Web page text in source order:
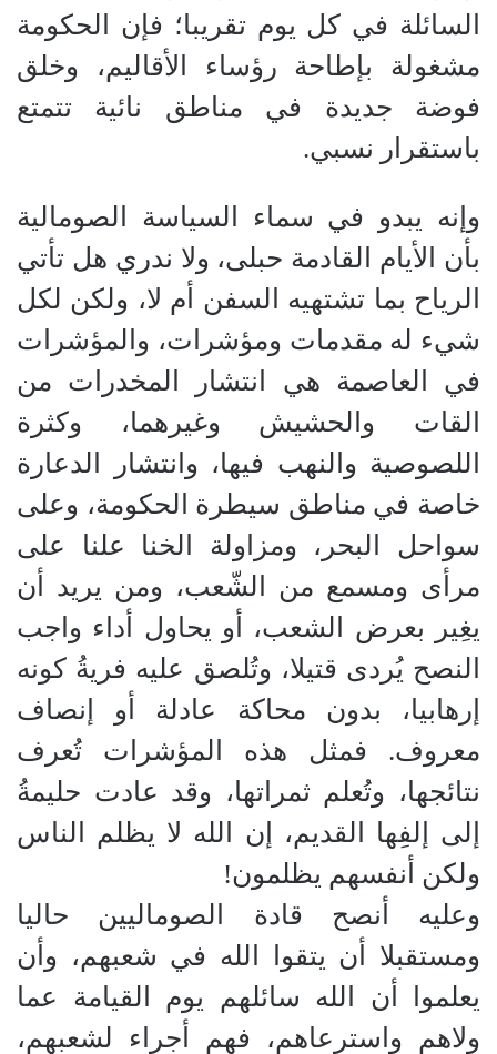
السائلة في كل يوم تقريبا؛ فإن الحكومة
مشغولة بإطاحة رؤساء الأقاليم، وخلق
فوضة جديدة في مناطق نائية تتمتع
باستقرار نسبي.
وإنه يبدو في سماء السياسة الصومالية
بأن الأيام القادمة حبلى، ولا ندري هل تأتي
الرياح بما تشتهيه السفن أم لا، ولكن لكل
شيء له مقدمات ومؤشرات، والمؤشرات
في العاصمة هي انتشار المخدرات من
القات والحشيش وغيرهما، وكثرة
اللصوصية والنهب فيها، وانتشار الدعارة
خاصة في مناطق سيطرة الحكومة، وعلى
سواحل البحر، ومزاولة الخنا علنا على
مرأى ومسمع من الشّعب، ومن يريد أن
يغِير بعرض الشعب، أو يحاول أداء واجب
النصح يُردى قتيلا، وتُلصق عليه فريةُ كونه
إرهابيا، بدون محاكة عادلة أو إنصاف
معروف. فمثل هذه المؤشرات تُعرف
نتائجها، وتُعلم ثمراتها، وقد عادت حليمةُ
إلى إلفِها القديم، إن الله لا يظلم الناس
ولكن أنفسهم يظلمون!
وعليه أنصح قادة الصوماليين حاليا
ومستقبلا أن يتقوا الله في شعبهم، وأن
يعلموا أن الله سائلهم يوم القيامة عما
ولاهم واسترعاهم، فهم أجراء لشعبهم،